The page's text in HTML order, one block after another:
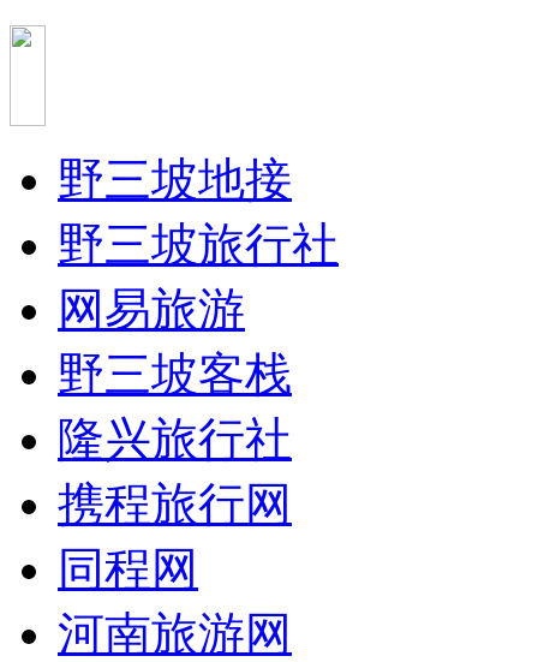
野三坡地接
野三坡旅行社
网易旅游
野三坡客栈
隆兴旅行社
携程旅行网
同程网
河南旅游网